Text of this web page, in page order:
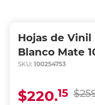
Hojas de
Blanco Mate
SKU: 100254753
$220.15